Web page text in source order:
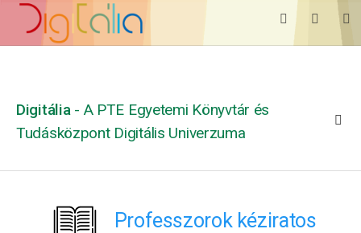
Digitália - A PTE Egyetemi Könyvtár és
Tudásközpont Digitális Univerzuma
Professzorok kéziratos